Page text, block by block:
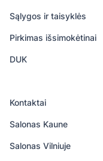
Sąlygos ir taisyklės
Pirkimas išsimokėtinai
DUK
Kontaktai
Salonas Kaune
Salonas Vilniuje